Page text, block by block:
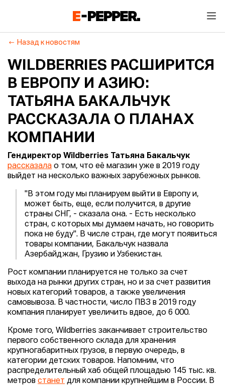
Назад к новостям
WILDBERRIES РАСШИРИТСЯ
В ЕВРОПУ И АЗИЮ:
ТАТЬЯНА БАКАЛЬЧУК
РАССКАЗАЛА О ПЛАНАХ
КОМПАНИИ
Гендиректор Wildberries Татьяна Бакальчук
рассказала о том, что её магазин уже в 2019 году
выйдет на несколько важных зарубежных рынков.
"В этом году мы планируем выйти в Европу и,
может быть, еще, если получится, в другие
страны СНГ, - сказала она. - Есть несколько
стран, с которых мы думаем начать, но говорить
пока не буду". В числе стран, где могут появиться
товары компании, Бакальчук назвала
Азербайджан, Грузию и Узбекистан.
Рост компании планируется не только за счет
выхода на рынки других стран, но и за счет развития
новых категорий товаров, а также увеличения
самовывоза. В частности, число ПВЗ в 2019 году
компания планирует увеличить вдвое, до 6 000.
Кроме того, Wildberries заканчивает строительство
первого собственного склада для хранения
крупногабаритных грузов, в первую очередь, в
категории детских товаров. Напомним, что
распределительный хаб общей площадью 145 тыс. кв.
метров станет для компании крупнейшим в России. В